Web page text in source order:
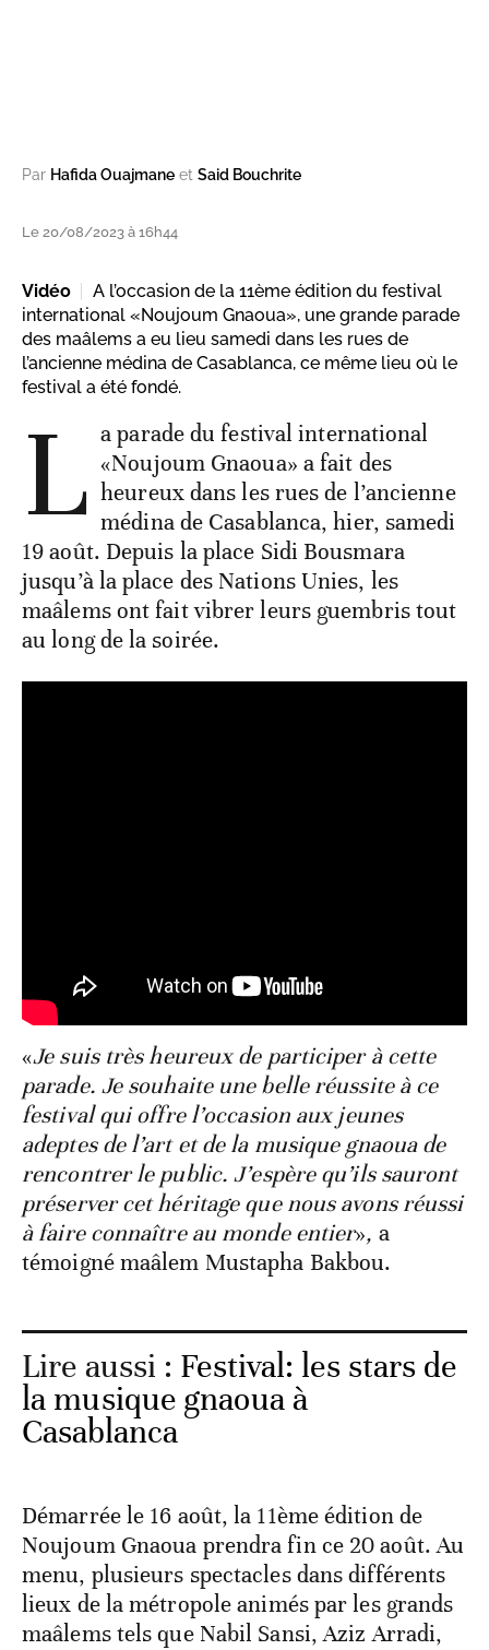
Par Hafida Ouajmane et Said Bouchrite
Le 20/08/2023 à 16h44
Vidéo
A l’occasion de la 11ème édition du festival
international «Noujoum Gnaoua», une grande parade
des maâlems a eu lieu samedi dans les rues de
l’ancienne médina de Casablanca, ce même lieu où le
festival a été fondé.
L a parade du festival international
«Noujoum Gnaoua» a fait des
heureux dans les rues de l’ancienne
médina de Casablanca, hier, samedi
19 août. Depuis la place Sidi Bousmara
jusqu’à la place des Nations Unies, les
maâlems ont fait vibrer leurs guembris tout
au long de la soirée.
«Je suis très heureux de participer à cette
parade. Je souhaite une belle réussite à ce
festival qui offre l’occasion aux jeunes
adeptes de l’art et de la musique gnaoua de
rencontrer le public. J’espère qu’ils sauront
préserver cet héritage que nous avons réussi
à faire connaître au monde entier», a
témoigné maâlem Mustapha Bakbou.
Lire aussi : Festival: les stars de
la musique gnaoua à
Casablanca
Démarrée le 16 août, la 11ème édition de
Noujoum Gnaoua prendra fin ce 20 août. Au
menu, plusieurs spectacles dans différents
lieux de la métropole animés par les grands
maâlems tels que Nabil Sansi, Aziz Arradi,